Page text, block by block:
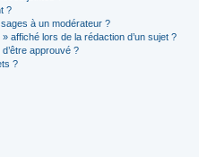
?
à un modérateur ?
affiché lors de la rédaction d’un sujet ?
approuvé ?
?